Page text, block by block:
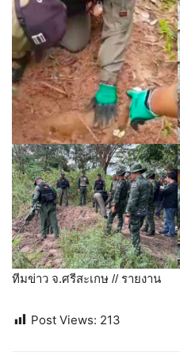
ทีมข่าว จ.ศรีสะเกษ // รายงาน
Post Views: 213